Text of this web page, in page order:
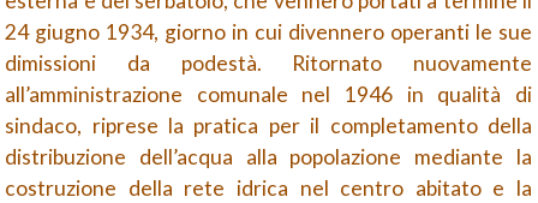
24 giugno 1934, giorno in cui divennero operanti le sue
dimissioni da podestà. Ritornato nuovamente
all’amministrazione comunale nel 1946 in qualità di
sindaco, riprese la pratica per il completamento della
distribuzione dell’acqua alla popolazione mediante la
costruzione della rete idrica nel centro abitato e la